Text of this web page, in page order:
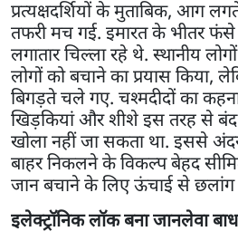
प्रत्यक्षदर्शियों के मुताबिक, आग
तफरी मच गई. इमारत के भीतर
लगातार चिल्ला रहे थे. स्थानीय
लोगों को बचाने का प्रयास किया,
बिगड़ते चले गए. चश्मदीदों का
खिड़कियां और शीशे इस तरह से
खोला नहीं जा सकता था. इससे
बाहर निकलने के विकल्प बेहद
जान बचाने के लिए ऊंचाई से छलांग
इलेक्ट्रॉनिक लॉक बना जानलेवा